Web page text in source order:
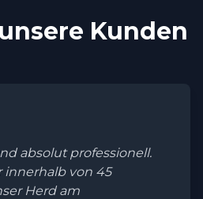
Kunden
absolut professionell.
innerhalb von 45
Herd am